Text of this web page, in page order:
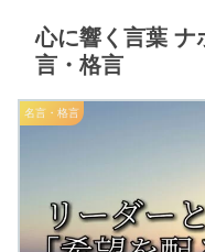
心に響く言葉 ナ
言・格言
名言・格言